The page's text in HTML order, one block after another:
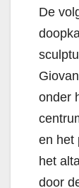
De
onder
en het
het
door